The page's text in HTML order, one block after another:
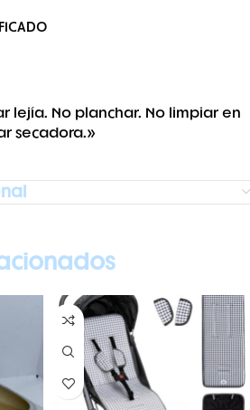
lejía. No planchar. No limpiar en
secadora.»